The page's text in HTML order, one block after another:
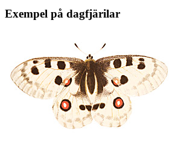
Exempel på dagfjärilar